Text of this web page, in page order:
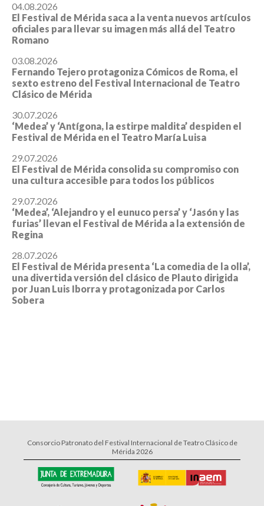
04.08.2026
El Festival de Mérida saca a la venta nuevos artículos
oficiales para llevar su imagen más allá del Teatro
Romano
03.08.2026
Fernando Tejero protagoniza Cómicos de Roma, el
sexto estreno del Festival Internacional de Teatro
Clásico de Mérida
30.07.2026
‘Medea’ y ‘Antígona, la estirpe maldita’ despiden el
Festival de Mérida en el Teatro María Luisa
29.07.2026
El Festival de Mérida consolida su compromiso con
una cultura accesible para todos los públicos
29.07.2026
‘Medea’, ‘Alejandro y el eunuco persa’ y ‘Jasón y las
furias’ llevan el Festival de Mérida a la extensión de
Regina
28.07.2026
El Festival de Mérida presenta ‘La comedia de la olla’,
una divertida versión del clásico de Plauto dirigida
por Juan Luis Iborra y protagonizada por Carlos
Sobera
Consorcio Patronato del Festival Internacional de Teatro Clásico de
Mérida 2026